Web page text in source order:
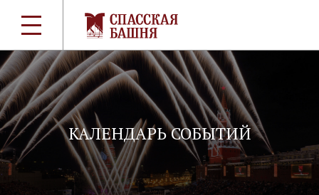
КАЛЕНДАРЬ СОБЫТИЙ